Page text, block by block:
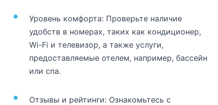
Уровень комфорта: Проверьте наличие
удобств в номерах, таких как кондиционер,
Wi-Fi и телевизор, а также услуги,
предоставляемые отелем, например, бассейн
или спа.
Отзывы и рейтинги: Ознакомьтесь с